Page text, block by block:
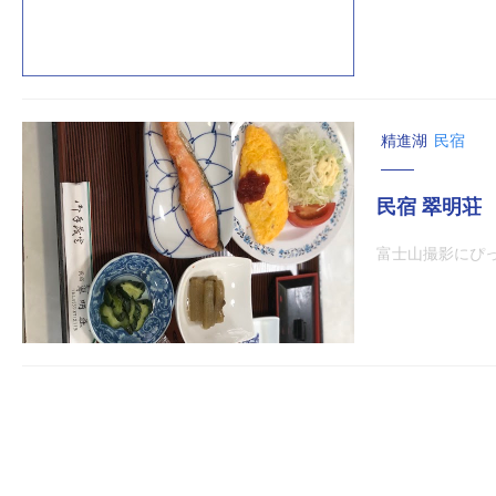
精進湖 民宿
民宿 翠明荘
富士山撮影にぴ